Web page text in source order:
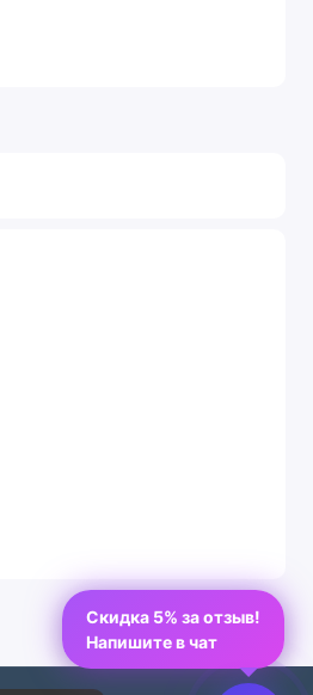
Скидка 5% за отзыв!
Напишите в чат